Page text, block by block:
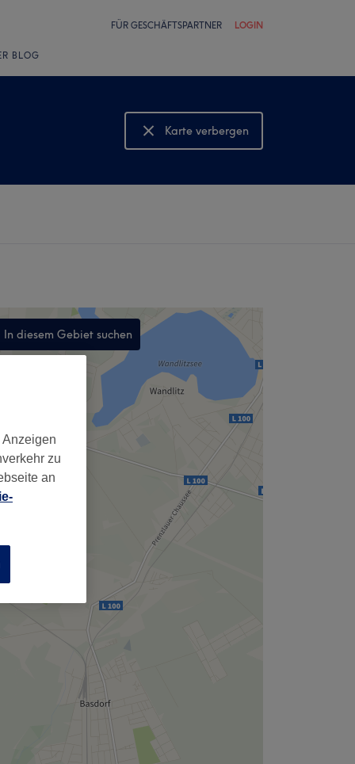
FÜR GESCHÄFTSPARTNER LOGIN
BLOG
Karte verbergen
Karte anzeigen
In diesem Gebiet suchen
,
zu
an